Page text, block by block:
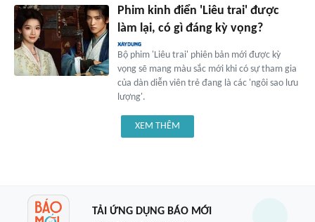
Phim kinh điển 'Liêu trai' được
làm lại, có gì đáng kỳ vọng?
Bộ phim 'Liêu trai' phiên bản mới được kỳ
vọng sẽ mang màu sắc mới khi có sự tham gia
của dàn diễn viên trẻ đang là các 'ngôi sao lưu
lượng'.
XEM THÊM
TẢI ỨNG DỤNG BÁO MỚI